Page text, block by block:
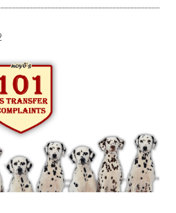
your rights!
Unterstützen!
Mitgliedschaft
Spenden
Sponsoring
Spendenabsetzbarkeit